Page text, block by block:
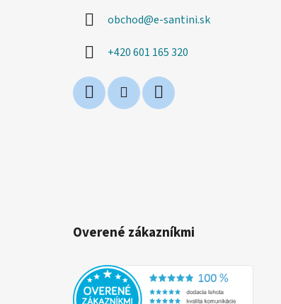
obchod@e-santini.sk
+420 601 165 320
Overené zákazníkmi